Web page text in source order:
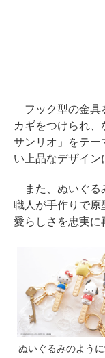
フック型の金具
カギをつけられ
サンリオ」をテー
い上品なデザイン
また、ぬいぐる
職人が手作りで原
愛らしさを忠実に
ぬいぐるみのよう